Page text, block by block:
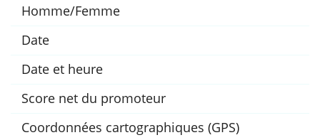
Homme/Femme
Date
Date et heure
Score net du promoteur
Coordonnées cartographiques (GPS)